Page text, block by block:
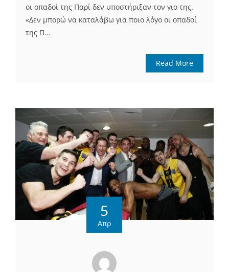
οι οπαδοί της Παρί δεν υποστήριξαν τον γιο της.
«Δεν μπορώ να καταλάβω για ποιο λόγο οι οπαδοί
της Π...
Read More
5
Απρ